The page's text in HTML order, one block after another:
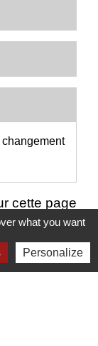
cette page
what you want
Personalize